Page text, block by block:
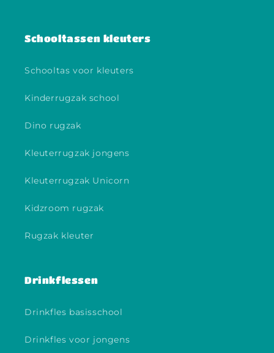
Schooltassen kleuters
Schooltas voor kleuters
Kinderrugzak school
Dino rugzak
Kleuterrugzak jongens
Kleuterrugzak Unicorn
Kidzroom rugzak
Rugzak kleuter
Drinkflessen
Drinkfles basisschool
Drinkfles voor jongens